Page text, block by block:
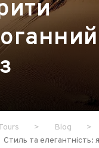
> Blog >
Стиль та елегантність: